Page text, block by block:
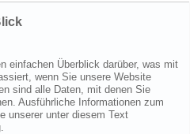
einfachen Überblick darüber, was mit
wenn Sie unsere Website
sind alle Daten, mit denen Sie
Ausführliche Informationen zum
unserer unter diesem Text